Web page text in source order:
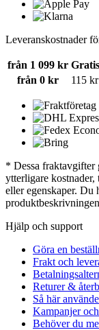
Leveranskostnader
från 1 099 kr
från 0 kr
115 kr
* Dessa fraktavgifter
ytterligare
eller egenskaper.
Hjälp och support
Göra en
Frakt och
Returer &
Så här
Kampanjer
Behöver du